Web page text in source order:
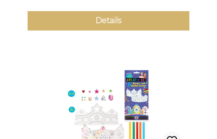
Details